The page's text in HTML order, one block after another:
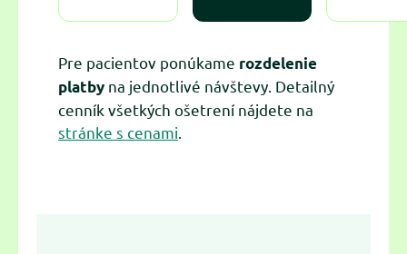
Pre pacientov ponúkame rozdelenie
platby na jednotlivé návštevy. Detailný
cenník všetkých ošetrení nájdete na
stránke s cenami